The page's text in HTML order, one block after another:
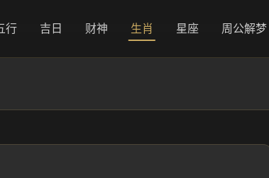
行 吉日 财神 生肖 星座 周公解梦